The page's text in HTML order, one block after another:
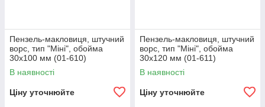
Пензель-макловиця, штучний
ворс, тип "Міні", обойма
30х100 мм (01-610)
В наявності
Ціну уточнюйте
Пензель-макловиця, штучний
ворс, тип "Міні", обойма
30х120 мм (01-611)
В наявності
Ціну уточнюйте